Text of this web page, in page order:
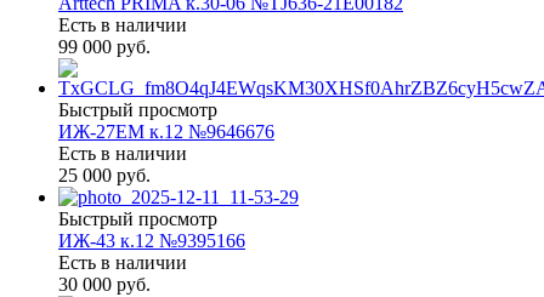
Есть в наличии
99 000 руб.
Быстрый просмотр
ИЖ-27ЕМ к.12 №9646676
Есть в наличии
25 000 руб.
Быстрый просмотр
ИЖ-43 к.12 №9395166
Есть в наличии
30 000 руб.